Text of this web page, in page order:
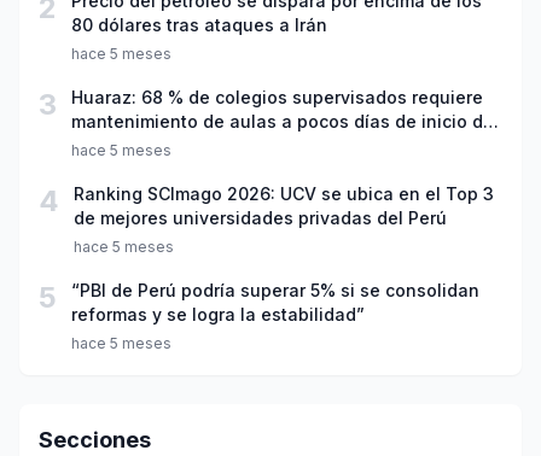
2
80 dólares tras ataques a Irán
hace 5 meses
3
Huaraz: 68 % de colegios supervisados requiere
mantenimiento de aulas a pocos días de inicio del
año escolar 2026
hace 5 meses
4
Ranking SCImago 2026: UCV se ubica en el Top 3
de mejores universidades privadas del Perú
hace 5 meses
5
“PBI de Perú podría superar 5% si se consolidan
reformas y se logra la estabilidad”
hace 5 meses
Secciones